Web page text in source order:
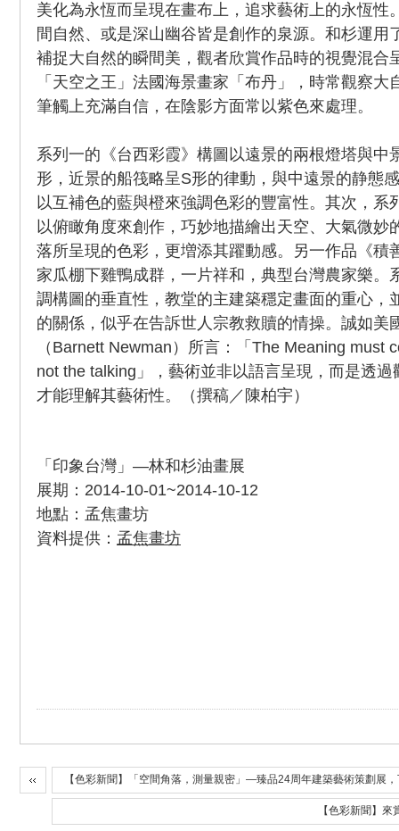
美化為永恆而呈現在畫布上，追求藝術上的永恆性
間自然、或是深山幽谷皆是創作的泉源。和杉運用
補捉大自然的瞬間美，觀者欣賞作品時的視覺混合
「天空之王」法國海景畫家「布丹」，時常觀察
筆觸上充滿自信，在陰影方面常以紫色來處理。
系列一的《台西彩霞》構圖以遠景的兩根燈塔與中
形，近景的船筏略呈S形的律動，與中遠景的静態
以互補色的藍與橙來強調色彩的豐富性。其次，系
以俯瞰角度來創作，巧妙地描繪出天空、大氣微妙
落所呈現的色彩，更増添其躍動感。另一作品《積
家瓜棚下雞鴨成群，一片祥和，典型台灣農家樂。
調構圖的垂直性，教堂的主建築穩定畫面的重心，
的關係，似乎在告訴世人宗教救贖的情操。誠如美
（Barnett Newman）所言：「The Meaning must
not the talking」，藝術並非以語言呈現，而是透
才能理解其藝術性。（撰稿／陳柏宇）
「印象台灣」—林和杉油畫展
展期：2014-10-01~2014-10-12
地點：孟焦畫坊
資料提供： 孟焦畫坊
【色彩新聞】「空間角落，測量親密」—臻品24周年建築藝術策劃展
【色彩新聞】